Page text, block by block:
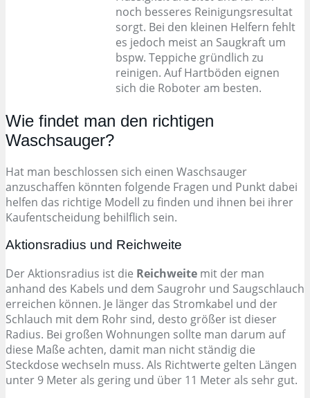
noch besseres Reinigungsresultat
sorgt. Bei den kleinen Helfern fehlt
es jedoch meist an Saugkraft um
bspw. Teppiche gründlich zu
reinigen. Auf Hartböden eignen
sich die Roboter am besten.
Wie findet man den richtigen
Waschsauger?
Hat man beschlossen sich einen Waschsauger
anzuschaffen könnten folgende Fragen und Punkt dabei
helfen das richtige Modell zu finden und ihnen bei ihrer
Kaufentscheidung behilflich sein.
Aktionsradius und Reichweite
Der Aktionsradius ist die Reichweite mit der man
anhand des Kabels und dem Saugrohr und Saugschlauch
erreichen können. Je länger das Stromkabel und der
Schlauch mit dem Rohr sind, desto größer ist dieser
Radius. Bei großen Wohnungen sollte man darum auf
diese Maße achten, damit man nicht ständig die
Steckdose wechseln muss. Als Richtwerte gelten Längen
unter 9 Meter als gering und über 11 Meter als sehr gut.